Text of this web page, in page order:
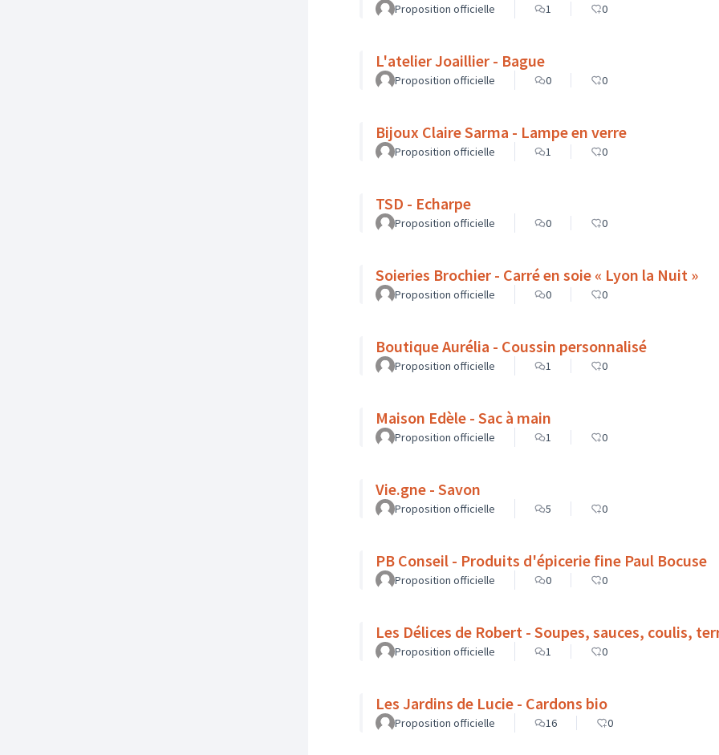
Proposition officielle 1 0
L'atelier Joaillier - Bague
Proposition officielle 0 0
Bijoux Claire Sarma - Lampe en verre
Proposition officielle 1 0
TSD - Echarpe
Proposition officielle 0 0
Soieries Brochier - Carré en soie « Lyon la Nuit »
Proposition officielle 0 0
Boutique Aurélia - Coussin personnalisé
Proposition officielle 1 0
Maison Edèle - Sac à main
Proposition officielle 1 0
Vie.gne - Savon
Proposition officielle 5 0
PB Conseil - Produits d'épicerie fine Paul Bocuse
Proposition officielle 0 0
Les Délices de Robert - Soupes, sauces, coulis,
Proposition officielle 1 0
Les Jardins de Lucie - Cardons bio
Proposition officielle 16 0